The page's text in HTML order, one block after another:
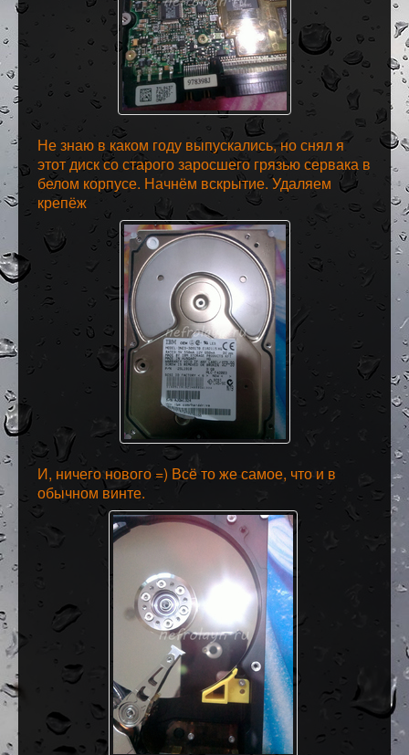
Не знаю в каком году выпускались, но снял я
этот диск со старого заросшего грязью сервака в
белом корпусе. Начнём вскрытие. Удаляем
крепёж
И, ничего нового =) Всё то же самое, что и в
обычном винте.